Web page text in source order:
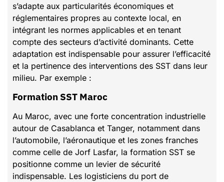
s’adapte aux particularités économiques et
réglementaires propres au contexte local, en
intégrant les normes applicables et en tenant
compte des secteurs d’activité dominants. Cette
adaptation est indispensable pour assurer l’efficacité
et la pertinence des interventions des SST dans leur
milieu. Par exemple :
Formation SST Maroc
Au Maroc, avec une forte concentration industrielle
autour de Casablanca et Tanger, notamment dans
l’automobile, l’aéronautique et les zones franches
comme celle de Jorf Lasfar, la formation SST se
positionne comme un levier de sécurité
indispensable. Les logisticiens du port de